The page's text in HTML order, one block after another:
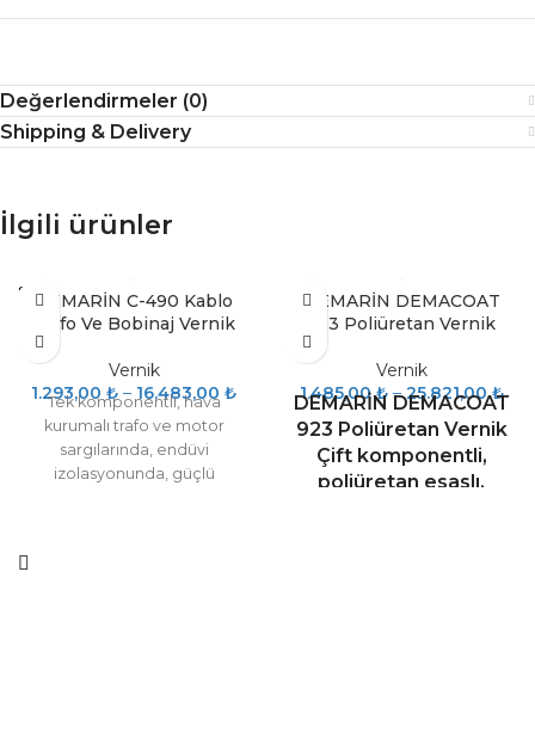
Değerlendirmeler (0)
Shipping & Delivery
İlgili ürünler
SOLD
OUTDEMARİN C-490 Kablo
Trafo Ve Bobinaj Vernik
Vernik
1.293,00 ₺ – 16.483,00 ₺
Tek komponentli, hava
kurumalı trafo ve motor
sargılarında, endüvi
izolasyonunda, güçlü
türlü elektrik iletkenleri, DC, ve
DEMARİN DEMACOAT
923 Poliüretan Vernik
Vernik
1.485,00₺ –25.821,00₺
DEMARİN DEMACOAT
923 Poliüretan Vernik
Çift komponentli,
poliüretan esaslı,